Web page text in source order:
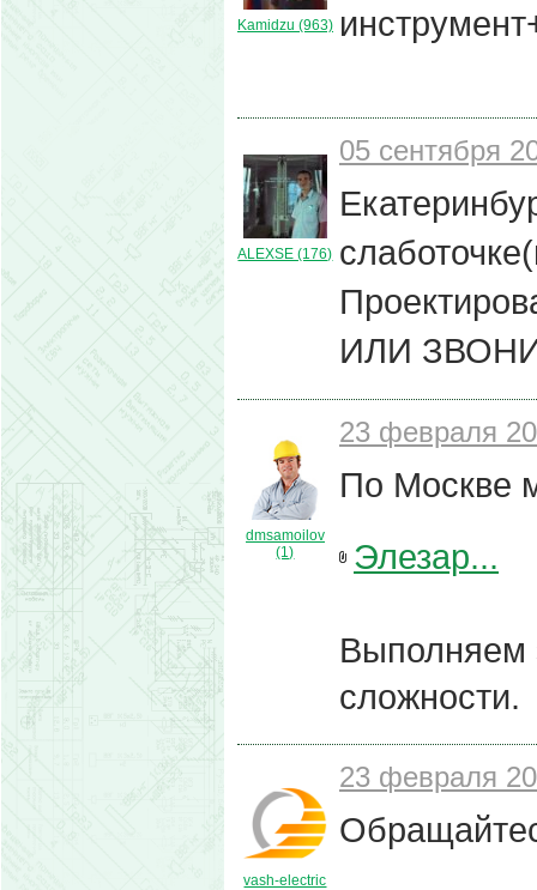
Kamidzu (963)
ALEXSE (176)
05 сентября
ИЛИ
dmsamoilov
(1)
23 февраля
По Москве
Элезар...
Выполняем
сложности.
vash-electric
23 февраля